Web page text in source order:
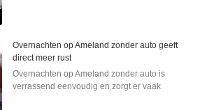
Overnachten op Ameland zonder auto geeft
direct meer rust
Overnachten op Ameland zonder auto is
verrassend eenvoudig en zorgt er vaak